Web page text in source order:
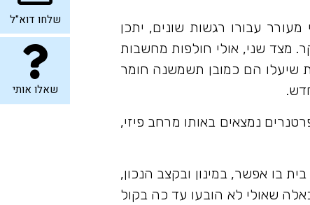
עבורו רגשות שונים, יתכן
מצד שני, אולי חולפות מחשבות
שיעלו הם כמובן תשמשנה חומר
נמצאים באותו מרחב פיזי,
בו אפשר, במינון ובקצב הנכון,
שאולי לא הובעו עד כה בקול
שלחו דוא"ל
שאלו אותי